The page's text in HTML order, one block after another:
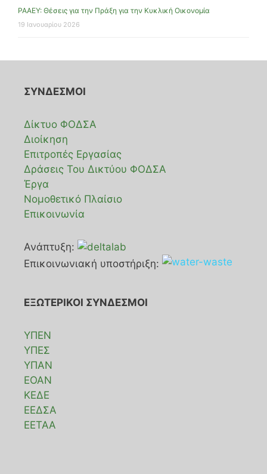
ΡΑΑΕΥ: Θέσεις για την Πράξη για την Κυκλική Οικονομία
19 Ιανουαρίου 2026
ΣΥΝΔΕΣΜΟΙ
Δίκτυο ΦΟΔΣΑ
Διοίκηση
Επιτροπές Εργασίας
Δράσεις Του Δικτύου ΦΟΔΣΑ
Έργα
Νομοθετικό Πλαίσιο
Επικοινωνία
Ανάπτυξη:
Επικοινωνιακή υποστήριξη:
ΕΞΩΤΕΡΙΚΟΙ ΣΥΝΔΕΣΜΟΙ
ΥΠΕΝ
ΥΠΕΣ
ΥΠΑΝ
ΕΟΑΝ
ΚΕΔΕ
ΕΕΔΣΑ
ΕΕΤΑΑ